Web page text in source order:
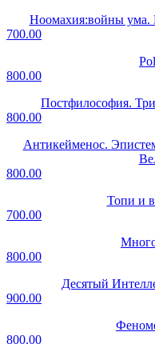
Ноомахия:войны ума.
700.00
800.00
Постфилософия.
800.00
Антикейменос.
800.00
Топи и
700.00
800.00
Десятый
900.00
800.00